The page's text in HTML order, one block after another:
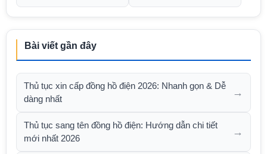
Bài viết gần đây
Thủ tục xin cấp đồng hồ điện 2026: Nhanh gọn & Dễ
dàng nhất
→
Thủ tục sang tên đồng hồ điện: Hướng dẫn chi tiết
mới nhất 2026
→